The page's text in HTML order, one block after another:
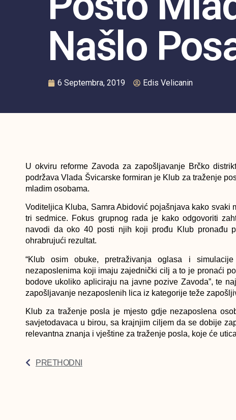
Našlo
6 Septembra, 2019 Edis Velicanin
U okviru reforme Zavoda za zapošljavanje Brčko
podržava Vlada Švicarske formiran je Klub za traženje
mladim osobama.
Voditeljica Kluba, Samra Abidović pojašnjava kako svaki
tri sedmice. Fokus grupnog rada je kako odgovoriti
navodi da oko 40 posti njih koji prođu Klub pronađu
ohrabrujući rezultat.
“Klub osim obuke, pretraživanja oglasa i
nezaposlenima koji imaju zajednički cilj a to je pronaći
bodove ukoliko apliciraju na javne pozive Zavoda”, te
zapošljavanje nezaposlenih lica iz kategorije teže
Klub za traženje posla je mjesto gdje nezaposlena
savjetodavaca u birou, sa krajnjim ciljem da se dobije
relevantna znanja i vještine za traženje posla, koje će
PRETHODNI